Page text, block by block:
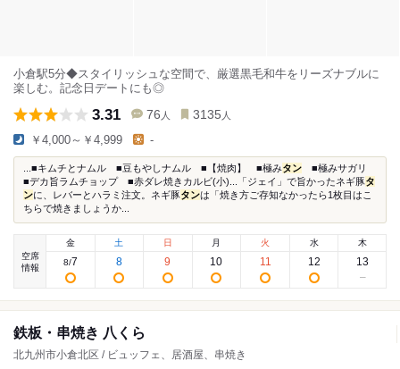
小倉駅5分◆スタイリッシュな空間で、厳選黒毛和牛をリーズナブルに
楽しむ。記念日デートにも◎
3.31 76 人 3135 人
￥4,000～￥4,999 -
...■キムチとナムル ■豆もやしナムル ■【焼肉】 ■極みタン ■極みサガリ
■デカ旨ラムチョップ ■赤ダレ焼きカルビ(小)...「ジェイ」で旨かったネギ豚タ
ンに、レバーとハラミ注文。ネギ豚タンは「焼き方ご存知なかったら1枚目はこ
ちらで焼きましょうか...
空席
情報
金
8/7
土
8
日
9
月
10
火
11
水
12
木
13
鉄板・串焼き 八くら
北九州市小倉北区 / ビュッフェ、居酒屋、串焼き